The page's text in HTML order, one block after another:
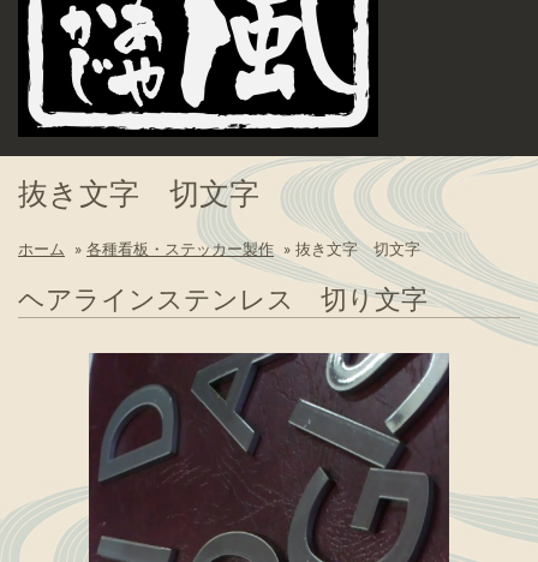
抜き文字 切文字
ホーム » 各種看板・ステッカー製作 » 抜き文字 切文字
ヘアラインステンレス 切り文字